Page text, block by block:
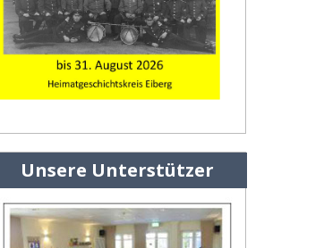
Unsere Unterstützer